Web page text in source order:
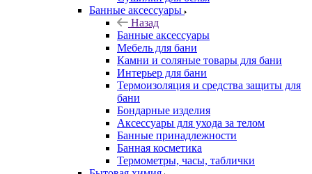
Банные аксессуары
Назад
Банные аксессуары
Мебель для бани
Камни и соляные товары для бани
Интерьер для бани
Термоизоляция и средства защиты для
бани
Бондарные изделия
Аксеcсуары для ухода за телом
Банные принадлежности
Банная косметика
Термометры, часы, таблички